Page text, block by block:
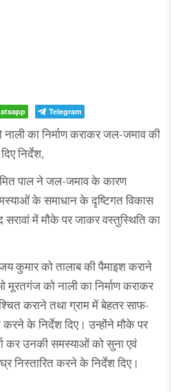
Telegram
का निर्माण कराकर जल-जमाव की
निर्देश,
पाल ने जल-जमाव के कारण
के समाधान के दृष्टिगत विकास
में मौके पर जाकर वस्तुस्थिति का
कुमार को तालाब की पैमाइश कराने
मूरतगंज को नाली का निर्माण कराकर
कराने तथा ग्राम में बेहतर साफ-
के निर्देश दिए। उन्होंने मौके पर
कर उनकी समस्याओं को सुना एवं
निस्तारित करने के निर्देश दिए।